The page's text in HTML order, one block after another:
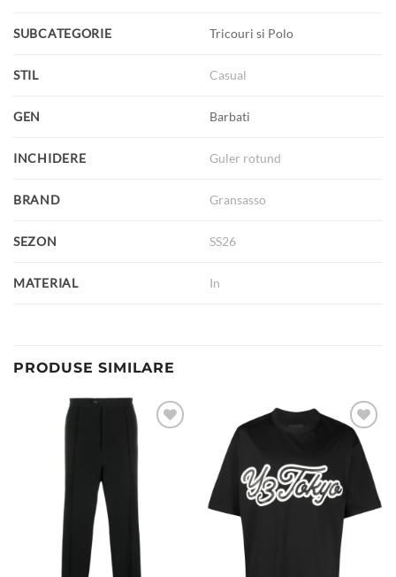
SUBCATEGORIE Tricouri si Polo
STIL Casual
GEN Barbati
INCHIDERE Guler rotund
BRAND Gransasso
SEZON SS26
MATERIAL In
PRODUSE SIMILARE